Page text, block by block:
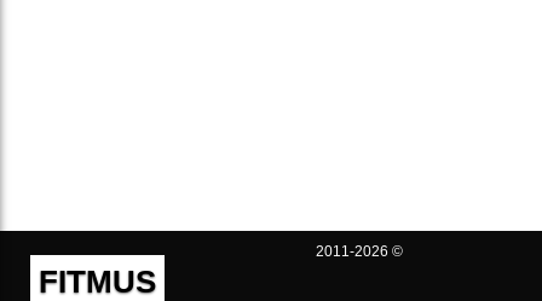
FITMUS
2011-2026 ©